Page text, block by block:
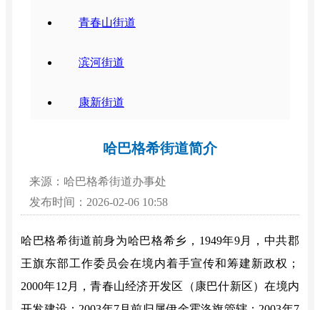
青春山街道
滨河街道
康新街道
哈巴格希街道简介
来源：哈巴格希街道办事处
发布时间：2026-02-06 10:58
哈巴格希街道前身为哈巴格希乡， 1949年9月，中共郡
王旗东部工作委员会在境内着手宣传和筹建新政权 ；
2000年12月，青春山经济开发区（康巴什新区）在境内